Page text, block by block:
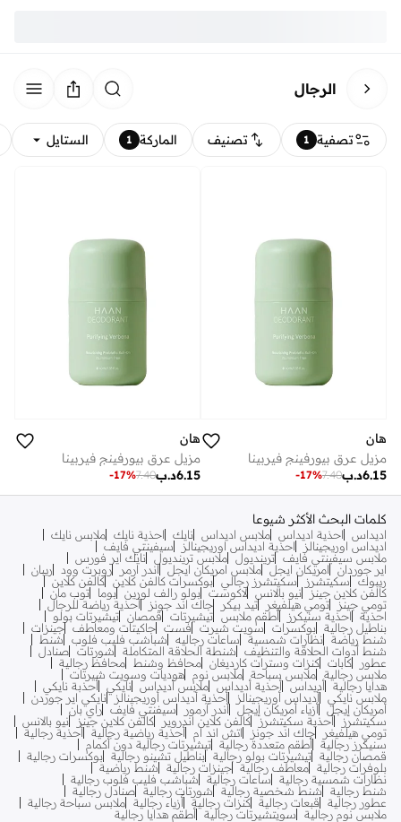
الرجال
تصفية 1 تصنيف الماركة 1 الستايل
هان
مزيل عرق بيورفينج فيربينا
د.ب6.15
7.40
-17%
هان
مزيل عرق بيورفينج فيربينا
د.ب6.15
7.40
-17%
كلمات البحث الأكثر شيوعا
اديداس احذية اديداس ملابس اديداس نايك احذية نايك ملابس نايك
اديداس اوريجينالز
احذية اديداس اوريجينالز
سيفينتي فايف
ملابس سيفينتي فايف ترينديول ملابس ترينديول نايك اير فورس
اير جوردان
امريكان ايجل ملابس امريكان ايجل اندر ارمر روبرت وود
ريبان
ريبوك
سكيتشرز سكيتشرز رجالي بوكسرات كالفن كلاين كالفن كلاين
كالفن كلاين جينز نيو بالانس لاكوست بولو رالف لورين بوما
توب مان
تومي جينز تومي هيلفيغر تيد بيكر جاك اند جونز
أحذية رياضة للرجال
احذية
احذية سنيكرز أطقم ملابس تيشيرتات قمصان تيشيرتات بولو
بناطيل رجالية بوكسرات سويت شيرت فست جاكيتات ومعاطف جينزات
شنط رياضة نظارات شمسية ساعات رجاليه شباشب فليب فلوب
شنط
شنط أدوات الحلاقة والتنظيف
شنطة الحلاقة المتكاملة شورتات صنادل
عطور
كابات كنزات وسترات كارديغان محافظ وشنط
محافظ رجالية
ملابس رجالية ملابس سباحة ملابس نوم
هوديات وسويت شيرتات
هدايا رجالية أديداس أحذية أديداس ملابس أديداس نايكي أحذبة نايكي
ملابس نايكي أديداس أوريجينالز أحذية أديداس أوريجينالز
نايكي اير جوردن
أمريكان إيجل أزياء أمريكان إيجل أندر آرمور سيفنتي فايف راي بان
سكيتشرز
أحذية سكيتشرز كالفن كلاين اندروير كالفن كلاين جينز
نيو بالانس
تومي هيلفيغر
جاك اند جونز اتش اند ام أحذية رياضية رجالية أحذية رجالية
سنيكرز رجالية أطقم متعددة رجالية تيشيرتات رجالية دون أكمام
قمصان رجالية تيشيرتات بولو رجالية بناطيل تشينو رجالية بوكسرات رجالية
بلوفرات رجالية معاطف رجالية جينزات رجالية
شنط رياضية
نظارات شمسية رجالية
ساعات رجالية
شباشب فليب فلوب رجالية
شنط رجالية
شنط شخصية رجالية شورتات رجالية صنادل رجالية
عطور رجالية
قبعات رجالية كنزات رجالية أزياء رجالية ملابس سباحة رجالية
ملابس نوم رجالية
سويتشيرتات رجالية أطقم هدايا رجالية